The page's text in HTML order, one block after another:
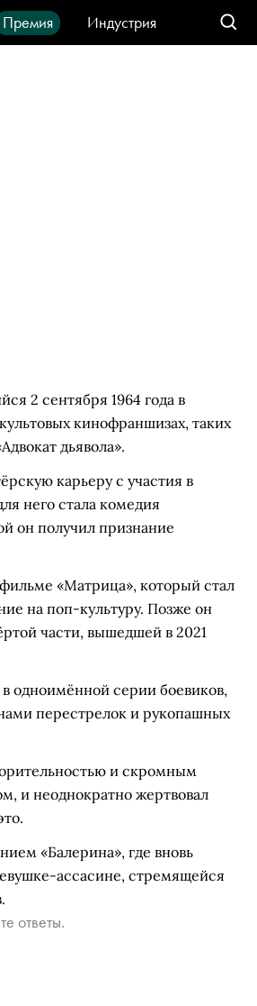
Премия
Индустрия
2 сентября 1964 года в
кинофраншизах, таких
дьявола».
карьеру с участия в
него стала комедия
он получил признание
«Матрица», который стал
на поп-культуру. Позже он
части, вышедшей в 2021
одноимённой серии боевиков,
перестрелок и рукопашных
и скромным
и неоднократно жертвовал
«Балерина», где вновь
ассасине, стремящейся
ответы.